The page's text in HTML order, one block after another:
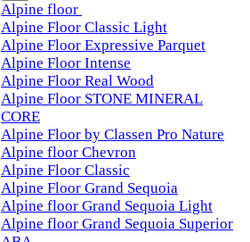
Alpine floor
Alpine Floor Classic Light
Alpine Floor Expressive Parquet
Alpine Floor Intense
Alpine Floor Real Wood
Alpine Floor STONE MINERAL
CORE
Alpine Floor by Classen Pro Nature
Alpine floor Chevron
Alpine Floor Classic
Alpine Floor Grand Sequoia
Alpine floor Grand Sequoia Light
Alpine floor Grand Sequoia Superior